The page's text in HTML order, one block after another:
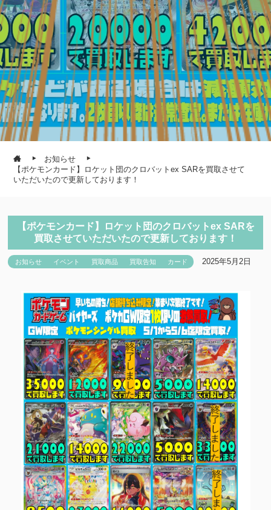
お知らせ
【ポケモンカード】ロケット団のクロバットex SARを買取させて
いただいたので更新しております！
【ポケモンカード】ロケット団のクロバットex SARを
買取させていただいたので更新しております！
お知らせ イベント 買取商品 買取告知 カード 2025年5月2日